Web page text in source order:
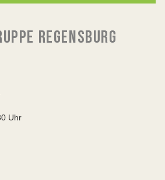
REGENSBURG
Uhr